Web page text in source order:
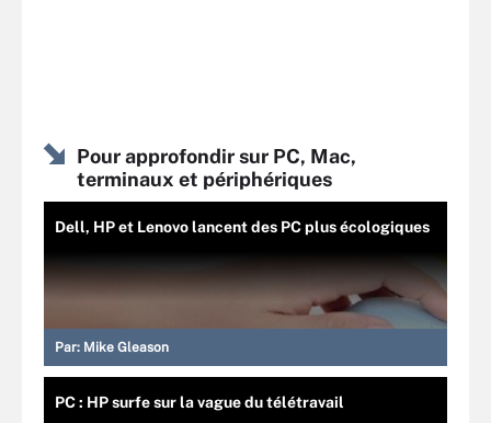
Pour approfondir sur PC, Mac,
terminaux et périphériques
Dell, HP et Lenovo lancent des PC plus écologiques
Par: Mike Gleason
PC : HP surfe sur la vague du télétravail